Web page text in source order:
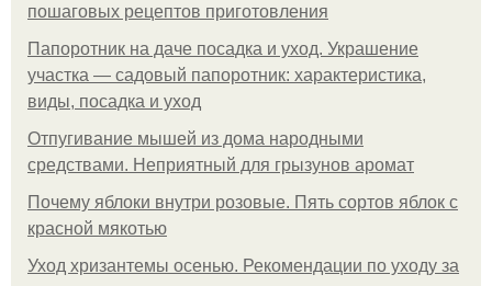
пошаговых рецептов приготовления
Папоротник на даче посадка и уход. Украшение
участка — садовый папоротник: характеристика,
виды, посадка и уход
Отпугивание мышей из дома народными
средствами. Неприятный для грызунов аромат
Почему яблоки внутри розовые. Пять сортов яблок с
красной мякотью
Уход хризантемы осенью. Рекомендации по уходу за